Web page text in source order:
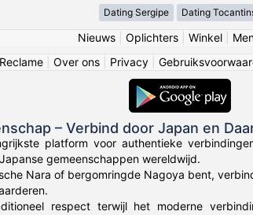
Dating Sergipe Dating
Nieuws| Oplichters| Winkel|
Reclame Over ons Privacy
– Verbind door Japan en
platform voor authentieke
gemeenschappen wereldwijd.
Nara of bergomringde Nagoya bent,
respect terwijl het moderne